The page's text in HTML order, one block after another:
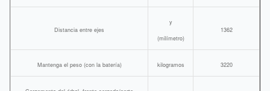
Distancia entre ejes
y
(milímetro)
1362
Mantenga el peso (con la batería) kilogramos 3220